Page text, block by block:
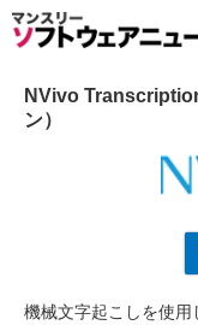
NVivo
ン）
機械文字起こしを使用